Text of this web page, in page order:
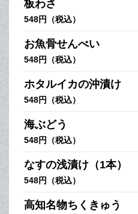
板わさ
548円（税込）
お魚骨せんべい
548円（税込）
ホタルイカの沖漬け
548円（税込）
海ぶどう
548円（税込）
なすの浅漬け（1本）
548円（税込）
高知名物ちくきゅう